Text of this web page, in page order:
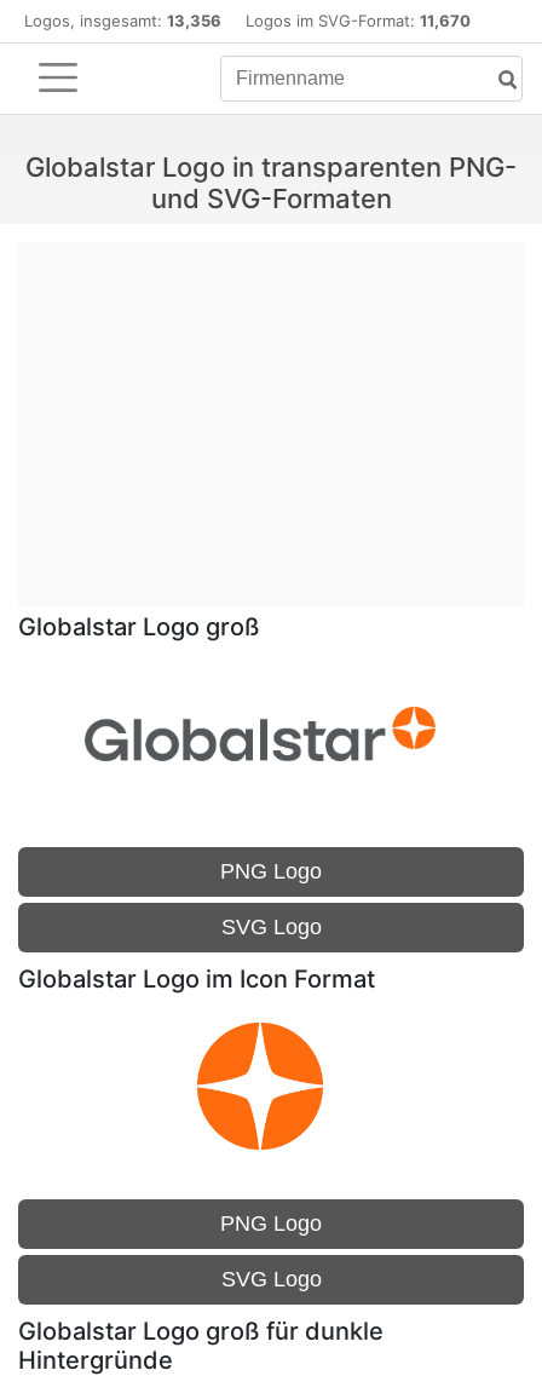
Logos, insgesamt: 13,356 Logos im SVG-Format: 11,670
Globalstar Logo in transparenten PNG-
und SVG-Formaten
Globalstar Logo groß
PNG Logo
SVG Logo
Globalstar Logo im Icon Format
PNG Logo
SVG Logo
Globalstar Logo groß für dunkle
Hintergründe